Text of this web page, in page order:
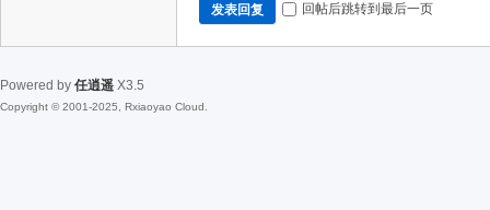
发表回复 回帖后跳转到最后一页
Powered by 任逍遥 X3.5
Copyright © 2001-2025, Rxiaoyao Cloud.